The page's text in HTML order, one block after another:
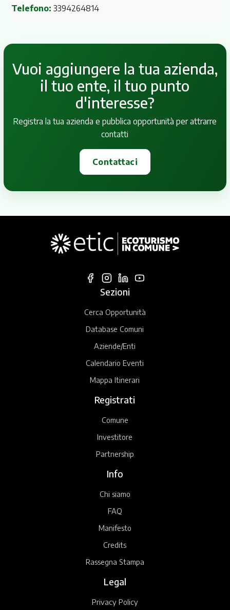
Telefono: 3394264814
Vuoi aggiungere la tua azienda,
il tuo ente, il tuo punto
d'interesse?
Registra la tua azienda e pubblica opportunità per attrarre
contatti
Contattaci
Sezioni
Cerca Opportunità
Database Comuni
Aziende/Enti
Calendario Eventi
Mappa Itinerari
Registrati
Comune
Investitore
Partnership
Info
Chi siamo
FAQ
Manifesto
Credits
Rassegna Stampa
Legal
Privacy Policy